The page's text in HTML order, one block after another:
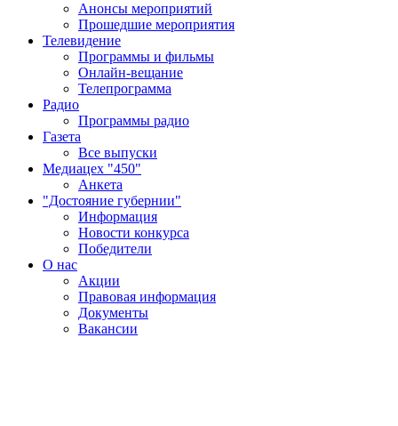
Анонсы мероприятий
Прошедшие мероприятия
Телевидение
Программы и фильмы
Онлайн-вещание
Телепрограмма
Радио
Программы радио
Газета
Все выпуски
Медиацех "450"
Анкета
"Достояние губернии"
Информация
Новости конкурса
Победители
О нас
Акции
Правовая информация
Документы
Вакансии